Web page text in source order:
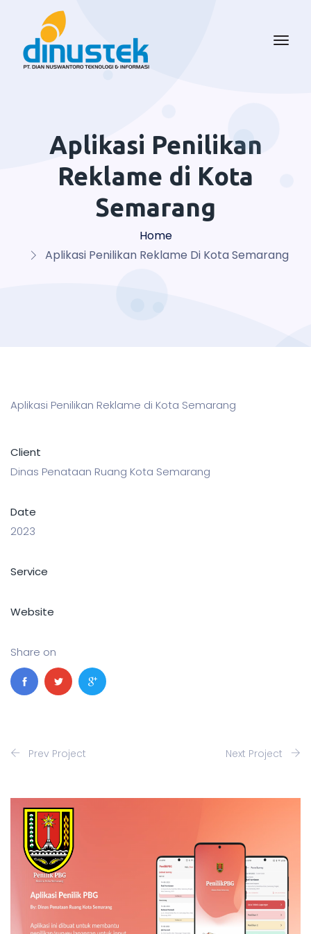
Aplikasi Penilikan
Reklame di Kota
Semarang
Home
Aplikasi Penilikan Reklame Di Kota Semarang
Aplikasi Penilikan Reklame di Kota Semarang
Client
Dinas Penataan Ruang Kota Semarang
Date
2023
Service
Website
Share on
Prev Project Next Project